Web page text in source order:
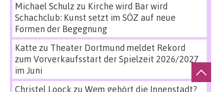
Michael Schulz zu Kirche wird Bar wird
Schachclub: Kunst setzt im SÖZ auf neue
Formen der Begegnung
Katte zu Theater Dortmund meldet Rekord
zum Vorverkaufsstart der Spielzeit 2026/2027
im Juni
Christel Loock zu Wem gehört die Innenstadt?